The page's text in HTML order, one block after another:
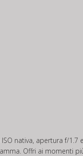
nativa, apertura f/1.7
Offri ai momenti